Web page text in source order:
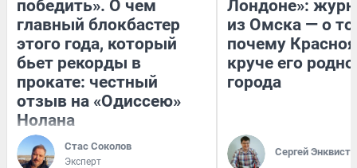
победить». О чем
главный блокбастер
этого года, который
бьет рекорды в
прокате: честный
отзыв на «Одиссею»
Нолана
Стас Соколов
Эксперт
Лондоне»:
из Омска — о
почему
круче его
города
Сергей Энквист